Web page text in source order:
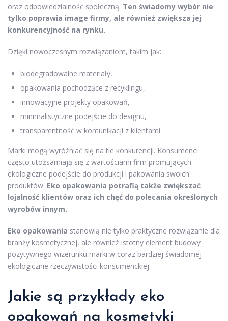
oraz odpowiedzialność społeczną. Ten świadomy wybór nie
tylko poprawia image firmy, ale również zwiększa jej
konkurencyjność na rynku.
Dzięki nowoczesnym rozwiązaniom, takim jak:
biodegradowalne materiały,
opakowania pochodzące z recyklingu,
innowacyjne projekty opakowań,
minimalistyczne podejście do designu,
transparentność w komunikacji z klientami.
Marki mogą wyróżniać się na tle konkurencji. Konsumenci
często utożsamiają się z wartościami firm promujących
ekologiczne podejście do produkcji i pakowania swoich
produktów. Eko opakowania potrafią także zwiększać
lojalność klientów oraz ich chęć do polecania określonych
wyrobów innym.
Eko opakowania stanowią nie tylko praktyczne rozwiązanie dla
branży kosmetycznej, ale również istotny element budowy
pozytywnego wizerunku marki w coraz bardziej świadomej
ekologicznie rzeczywistości konsumenckiej.
Jakie są przykłady eko
opakowań na kosmetyki